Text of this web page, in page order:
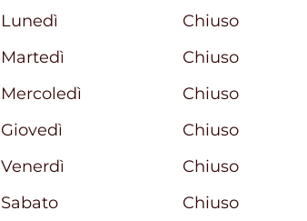
Giorni della settimana Orari
Lunedì
Chiuso
Martedì
Chiuso
Mercoledì
Chiuso
Giovedì
Chiuso
Venerdì
Chiuso
Sabato
Chiuso